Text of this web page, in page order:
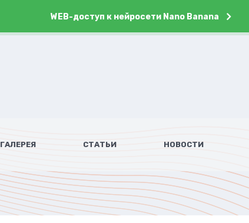
WEB-доступ к нейросети Nano Banana
ГАЛЕРЕЯ СТАТЬИ НОВОСТИ